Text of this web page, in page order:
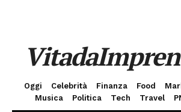
Oggi Celebrità Finanza Food
Musica
Politica Tech Travel